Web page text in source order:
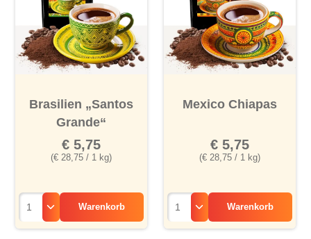
Brasilien „Santos
Grande“
(€ 28,75 / 1 kg)
€ 5,75
Warenkorb
Mexico Chiapas
(€ 28,75 / 1 kg)
€ 5,75
Warenkorb